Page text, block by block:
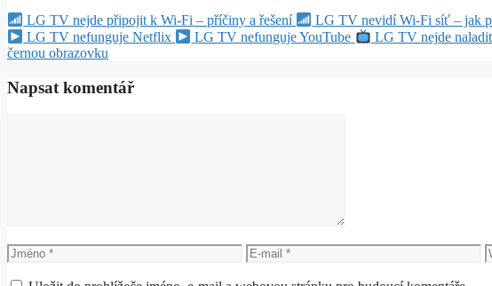
LG TV nejde připojit k Wi-Fi – příčiny a řešení LG TV nevidí Wi-Fi síť – jak
LG TV nefunguje Netflix
LG TV nefunguje YouTube LG TV nejde
černou obrazovku
Napsat komentář
Jméno
E-
mail